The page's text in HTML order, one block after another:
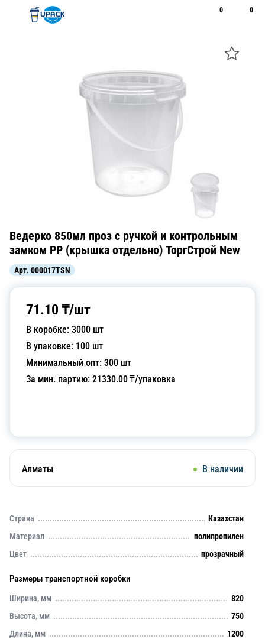
0 0
Ведерко 850мл проз с ручкой и контрольным
замком PP (крышка отдельно) ТоргСтрой New
Арт. 000017TSN
71.10 ₸/шт
В коробке: 3000 шт
В упаковке: 100 шт
Минимальный опт: 300 шт
За мин. партию: 21330.00₸/упаковка
Алматы В наличии
Страна
Казахстан
Материал
полипропилен
Цвет
прозрачный
Размеры транспортной коробки
Ширина, мм
820
Высота, мм
750
Длина, мм
1200